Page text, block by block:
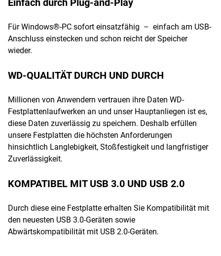
Einfach durch Plug-and-Play
Für Windows®-PC sofort einsatzfähig – einfach am USB-
Anschluss einstecken und schon reicht der Speicher
wieder.
WD-QUALITÄT DURCH UND DURCH
Millionen von Anwendern vertrauen ihre Daten WD-
Festplattenlaufwerken an und unser Hauptanliegen ist es,
diese Daten zuverlässig zu speichern. Deshalb erfüllen
unsere Festplatten die höchsten Anforderungen
hinsichtlich Langlebigkeit, Stoßfestigkeit und langfristiger
Zuverlässigkeit.
KOMPATIBEL MIT USB 3.0 UND USB 2.0
Durch diese eine Festplatte erhalten Sie Kompatibilität mit
den neuesten USB 3.0-Geräten sowie
Abwärtskompatibilität mit USB 2.0-Geräten.